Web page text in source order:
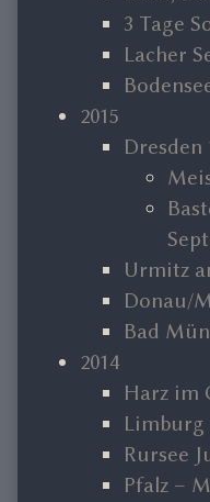
3 Tage
Lacher
2015
Dresden
Urmitz
Donau/
Bad
2014
Harz im
Limburg
Rursee
Pfalz –